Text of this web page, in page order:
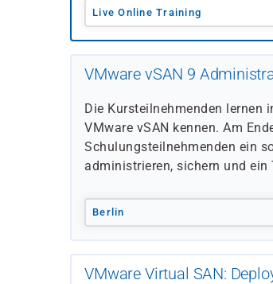
Live Online Training
VMware vSAN 9
Die Kursteilnehmenden lernen
VMware vSAN kennen. Am
Schulungsteilnehmenden ein
administrieren, sichern und ein
Berlin
VMware Virtual SAN: